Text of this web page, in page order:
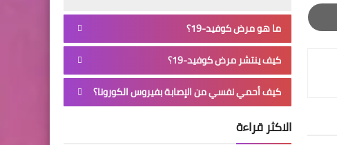
ما هو مرض كوفيد-19؟
كيف ينتشر مرض كوفيد-19؟
كيف أحمي نفسي من الإصابة بفيروس الكورونا؟
الاكثر قراءة